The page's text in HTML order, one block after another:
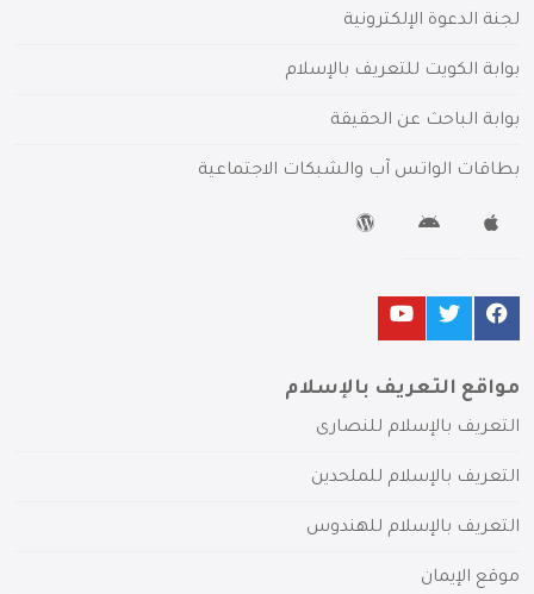
لجنة الدعوة الإلكترونية
بوابة الكويت للتعريف بالإسلام
بوابة الباحث عن الحقيقة
بطاقات الواتس آب والشبكات الاجتماعية
مواقع التعريف بالإسلام
التعريف بالإسلام للنصارى
التعريف بالإسلام للملحدين
التعريف بالإسلام للهندوس
موقع الإيمان